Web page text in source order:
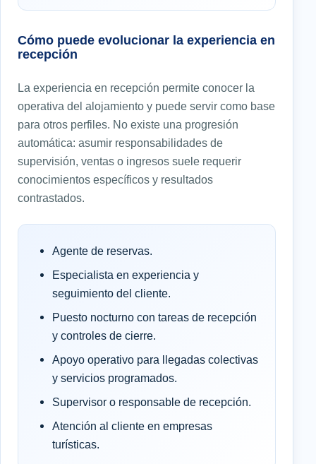
Cómo puede evolucionar la experiencia en
recepción
La experiencia en recepción permite conocer la
operativa del alojamiento y puede servir como base
para otros perfiles. No existe una progresión
automática: asumir responsabilidades de
supervisión, ventas o ingresos suele requerir
conocimientos específicos y resultados
contrastados.
Agente de reservas.
Especialista en experiencia y
seguimiento del cliente.
Puesto nocturno con tareas de recepción
y controles de cierre.
Apoyo operativo para llegadas colectivas
y servicios programados.
Supervisor o responsable de recepción.
Atención al cliente en empresas
turísticas.